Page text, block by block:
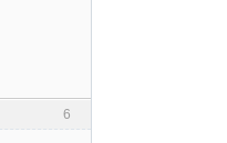
6